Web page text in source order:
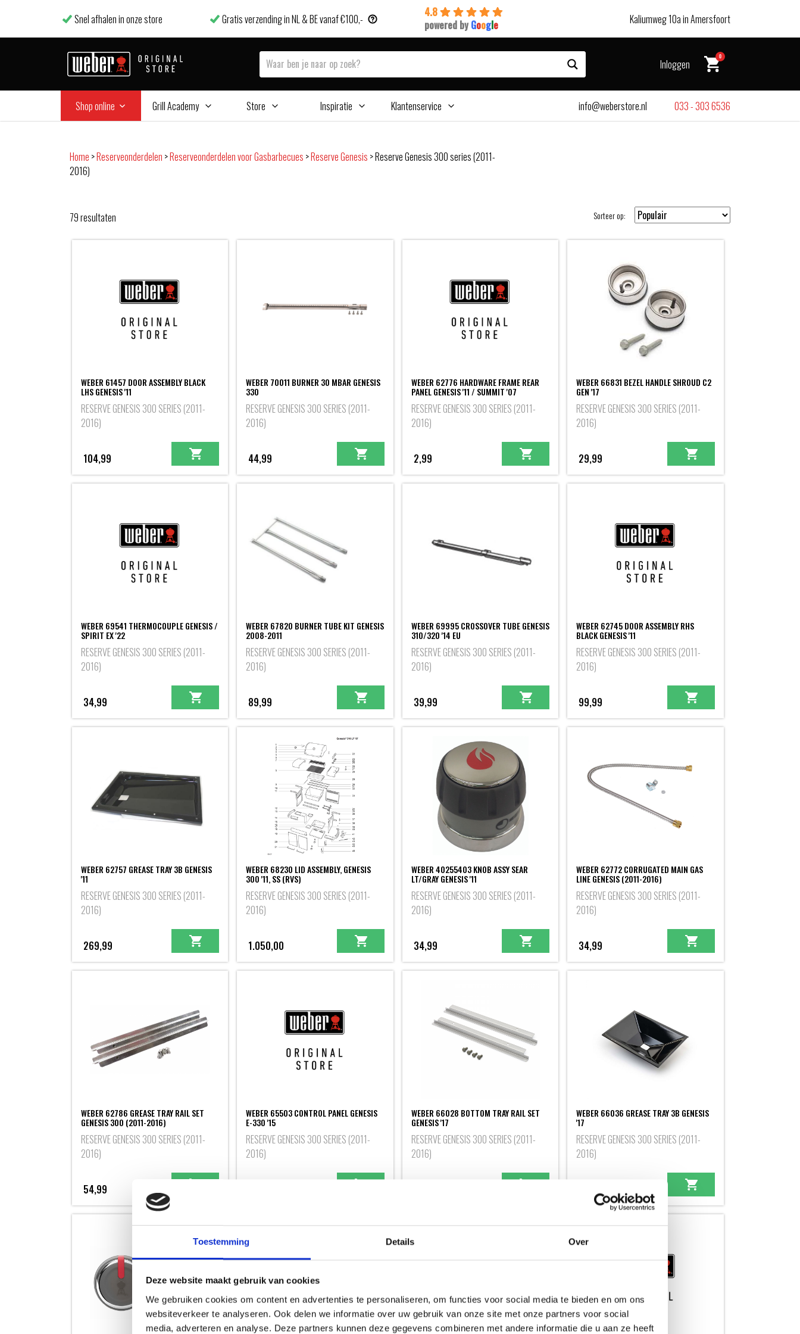
Toestemming Details Over
Deze website maakt gebruik van cookies
We gebruiken cookies om content en advertenties te personaliseren, om functies voor social media te bieden en om ons
websiteverkeer te analyseren. Ook delen we informatie over uw gebruik van onze site met onze partners voor social
media, adverteren en analyse. Deze partners kunnen deze gegevens combineren met andere informatie die u aan ze heeft
Snel afhalen in onze store Gratis verzending in NL & BE vanaf €100,-
4.8
powered by Google Kaliumweg 10a in Amersfoort
Inloggen
0
Shop online Grill Academy Store Inspiratie Klantenservice info@weberstore.nl 033 - 303 6536
Home >Reserveonderdelen >Reserveonderdelen voor Gasbarbecues >Reserve Genesis >Reserve Genesis 300 series (2011-
2016)
79resultaten Sorteer op:
WEBER 61457 DOOR ASSEMBLY BLACK
LHS GENESIS '11
RESERVE GENESIS 300 SERIES (2011-
2016)
104,99
WEBER 70011 BURNER 30 MBAR GENESIS
330
RESERVE GENESIS 300 SERIES (2011-
2016)
44,99
WEBER 62776 HARDWARE FRAME REAR
PANEL GENESIS '11 / SUMMIT '07
RESERVE GENESIS 300 SERIES (2011-
2016)
2,99
WEBER 66831 BEZEL HANDLE SHROUD C2
GEN '17
RESERVE GENESIS 300 SERIES (2011-
2016)
29,99
WEBER 69541 THERMOCOUPLE GENESIS /
SPIRIT EX '22
RESERVE GENESIS 300 SERIES (2011-
2016)
34,99
WEBER 67820 BURNER TUBE KIT GENESIS
2008-2011
RESERVE GENESIS 300 SERIES (2011-
2016)
89,99
WEBER 69995 CROSSOVER TUBE GENESIS
310/320 '14 EU
RESERVE GENESIS 300 SERIES (2011-
2016)
39,99
WEBER 62745 DOOR ASSEMBLY RHS
BLACK GENESIS '11
RESERVE GENESIS 300 SERIES (2011-
2016)
99,99
WEBER 62757 GREASE TRAY 3B GENESIS
'11
RESERVE GENESIS 300 SERIES (2011-
2016)
269,99
WEBER 68230 LID ASSEMBLY, GENESIS
300 '11, SS (RVS)
RESERVE GENESIS 300 SERIES (2011-
2016)
1.050,00
WEBER 40255403 KNOB ASSY SEAR
LT/GRAY GENESIS '11
RESERVE GENESIS 300 SERIES (2011-
2016)
34,99
WEBER 62772 CORRUGATED MAIN GAS
LINE GENESIS (2011-2016)
RESERVE GENESIS 300 SERIES (2011-
2016)
34,99
WEBER 62786 GREASE TRAY RAIL SET
GENESIS 300 (2011-2016)
RESERVE GENESIS 300 SERIES (2011-
2016)
54,99
WEBER 65503 CONTROL PANEL GENESIS
E-330 '15
RESERVE GENESIS 300 SERIES (2011-
2016)
WEBER 66028 BOTTOM TRAY RAIL SET
GENESIS '17
RESERVE GENESIS 300 SERIES (2011-
2016)
WEBER 66036 GREASE TRAY 3B GENESIS
'17
RESERVE GENESIS 300 SERIES (2011-
2016)
39,99